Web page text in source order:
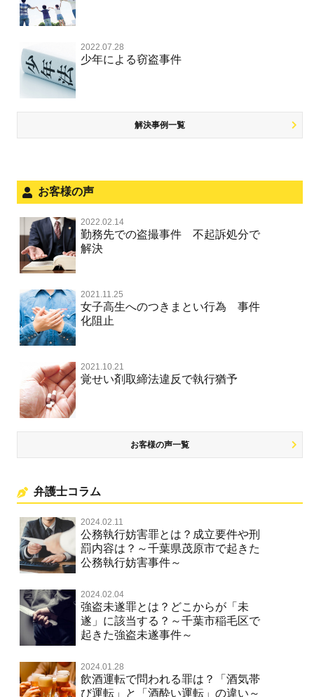
公務執行妨害
銃刀法違反
風営法・風適法違反
児童虐待・保護責任者遺棄
不正競争防止法
住居侵入等
名誉棄損・侮辱
被害届・告訴・告発されたら
逮捕・監禁
暴行・傷害
略取・誘拐・人身売買
児童ポルノ リベンジポルノ
痴漢
盗撮，のぞき行為
窃盗罪
知的財産と刑事事件
恐喝
盗品売買・譲り受け等
大麻
麻薬及び向精神薬
交通事故 交通違反と刑事事件
自転車事故
人身事故・死亡事故
無免許運転
その他 TOP
児童虐待・保護責任者遺棄
住居侵入等
銃刀法違反
ストーカー事件
不正競争防止法
風営法・風適法違反
文書偽造・偽造文書行使
著作権法違反・商標法違反
放火・失火
名誉棄損罪・侮辱
取調べの注意点
少年事件の手続と特色
少年事件の処分
被害届・告訴・告発の不安や悩み
面会・差し入れ
2022.07.28
少年による窃盗事件
解決事例一覧
お客様の声
2022.02.14
勤務先での盗撮事件 不起訴処分で
解決
2021.11.25
女子高生へのつきまとい行為 事件
化阻止
2021.10.21
覚せい剤取締法違反で執行猶予
お客様の声一覧
弁護士コラム
2024.02.11
公務執行妨害罪とは？成立要件や刑
罰内容は？～千葉県茂原市で起きた
公務執行妨害事件～
2024.02.04
強盗未遂罪とは？どこからが「未
遂」に該当する？～千葉市稲毛区で
起きた強盗未遂事件～
2024.01.28
飲酒運転で問われる罪は？「酒気帯
び運転」と「酒酔い運転」の違い～